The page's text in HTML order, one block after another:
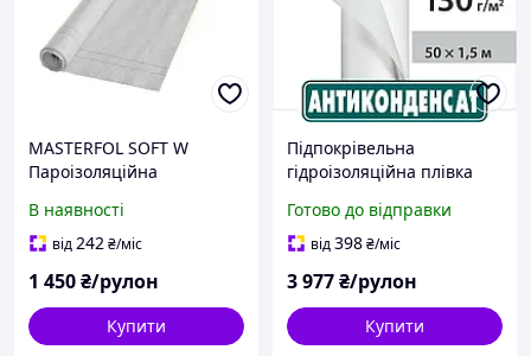
MASTERFOL SOFT W
Пароізоляційна
армована
поліетиленовою сіткою
В наявності
від242₴/міс
1 450₴/рулон
Купити
Підпокрівельна
гідроізоляційна плівка
Juta 130 г/м2 (75м2 рулон)
Готово до відправки
від398₴/міс
3 977₴/рулон
Купити